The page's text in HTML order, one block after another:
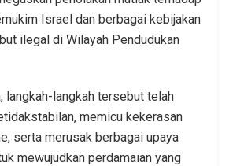
Israel dan berbagai kebijakan
ilegal di Wilayah Pendudukan
langkah-langkah tersebut telah
memicu kekerasan
serta merusak berbagai upaya
mewujudkan perdamaian yang